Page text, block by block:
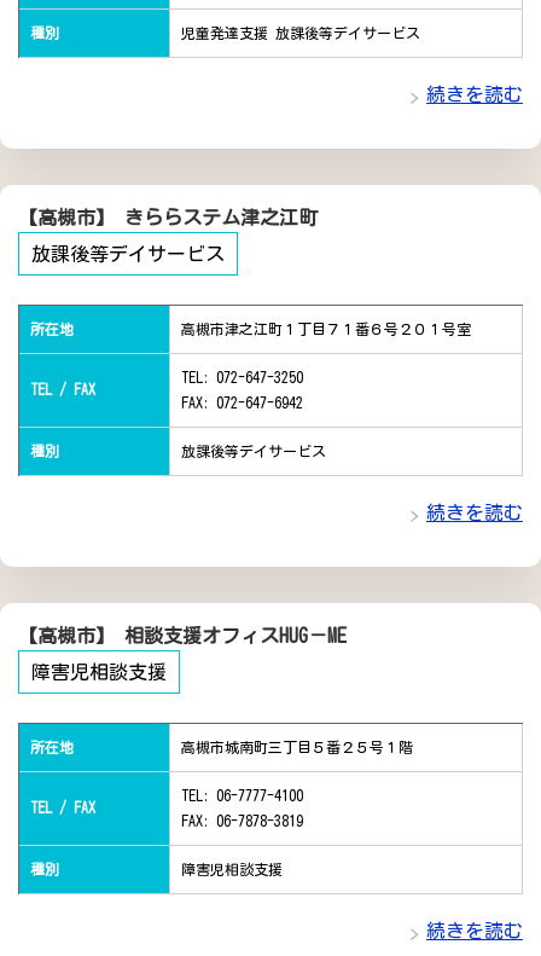
種別 児童発達支援 放課後等デイサービス
続きを読む
【高槻市】 きららステム津之江町
放課後等デイサービス
所在地 高槻市津之江町１丁目７１番６号２０１号室
TEL / FAX
TEL: 072-647-3250
FAX: 072-647-6942
種別 放課後等デイサービス
続きを読む
【高槻市】 相談支援オフィスHUG－ME
障害児相談支援
所在地 高槻市城南町三丁目５番２５号１階
TEL / FAX
TEL: 06-7777-4100
FAX: 06-7878-3819
種別 障害児相談支援
続きを読む